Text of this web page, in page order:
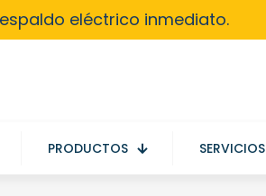
eléctrico inmediato.
PRODUCTOS SERVICIOS